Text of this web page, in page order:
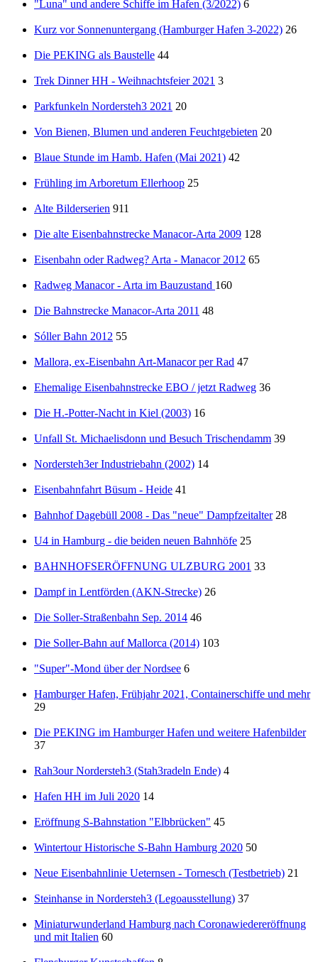
"Luna" und andere Schiffe im Hafen (3/2022) 6
Kurz vor Sonnenuntergang (Hamburger Hafen 3-2022) 26
Die PEKING als Baustelle 44
Trek Dinner HH - Weihnachtsfeier 2021 3
Parkfunkeln Nordersteh3 2021 20
Von Bienen, Blumen und anderen Feuchtgebieten 20
Blaue Stunde im Hamb. Hafen (Mai 2021) 42
Frühling im Arboretum Ellerhoop 25
Alte Bilderserien 911
Die alte Eisenbahnstrecke Manacor-Arta 2009 128
Eisenbahn oder Radweg? Arta - Manacor 2012 65
Radweg Manacor - Arta im Bauzustand 160
Die Bahnstrecke Manacor-Arta 2011 48
Sóller Bahn 2012 55
Mallora, ex-Eisenbahn Art-Manacor per Rad 47
Ehemalige Eisenbahnstrecke EBO / jetzt Radweg 36
Die H.-Potter-Nacht in Kiel (2003) 16
Unfall St. Michaelisdonn und Besuch Trischendamm 39
Nordersteh3er Industriebahn (2002) 14
Eisenbahnfahrt Büsum - Heide 41
Bahnhof Dagebüll 2008 - Das "neue" Dampfzeitalter 28
U4 in Hamburg - die beiden neuen Bahnhöfe 25
BAHNHOFSERÖFFNUNG ULZBURG 2001 33
Dampf in Lentförden (AKN-Strecke) 26
Die Soller-Straßenbahn Sep. 2014 46
Die Soller-Bahn auf Mallorca (2014) 103
"Super"-Mond über der Nordsee 6
Hamburger Hafen, Frühjahr 2021, Containerschiffe und mehr
29
Die PEKING im Hamburger Hafen und weitere Hafenbilder
37
Rah3our Nordersteh3 (Stah3radeln Ende) 4
Hafen HH im Juli 2020 14
Eröffnung S-Bahnstation "Elbbrücken" 45
Wintertour Historische S-Bahn Hamburg 2020 50
Neue Eisenbahnlinie Ueternsen - Tornesch (Testbetrieb) 21
Steinhanse in Nordersteh3 (Legoausstellung) 37
Miniaturwunderland Hamburg nach Coronawiedereröffnung
und mit Italien 60